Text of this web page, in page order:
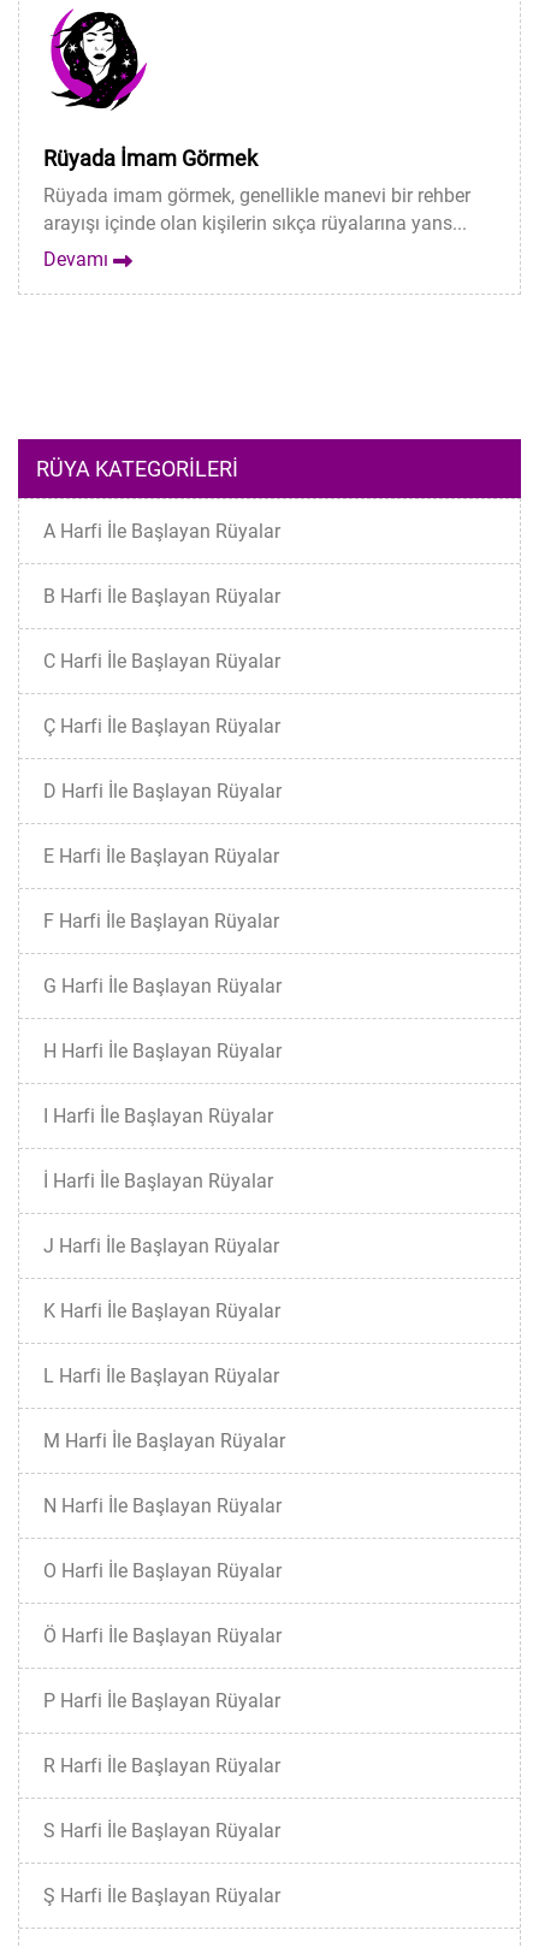
Rüyada İmam Görmek
Rüyada imam görmek, genellikle manevi bir rehber
arayışı içinde olan kişilerin sıkça rüyalarına yans...
Devamı
RÜYA KATEGORILERI
A Harfi İle Başlayan Rüyalar
B Harfi İle Başlayan Rüyalar
C Harfi İle Başlayan Rüyalar
Ç Harfi İle Başlayan Rüyalar
D Harfi İle Başlayan Rüyalar
E Harfi İle Başlayan Rüyalar
F Harfi İle Başlayan Rüyalar
G Harfi İle Başlayan Rüyalar
H Harfi İle Başlayan Rüyalar
I Harfi İle Başlayan Rüyalar
İ Harfi İle Başlayan Rüyalar
J Harfi İle Başlayan Rüyalar
K Harfi İle Başlayan Rüyalar
L Harfi İle Başlayan Rüyalar
M Harfi İle Başlayan Rüyalar
N Harfi İle Başlayan Rüyalar
O Harfi İle Başlayan Rüyalar
Ö Harfi İle Başlayan Rüyalar
P Harfi İle Başlayan Rüyalar
R Harfi İle Başlayan Rüyalar
S Harfi İle Başlayan Rüyalar
Ş Harfi İle Başlayan Rüyalar